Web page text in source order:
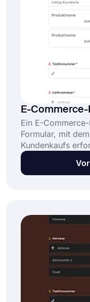
E-
Ein E-
Formular, mit
Kundenkaufs
werden, wie z. B.
Versand und